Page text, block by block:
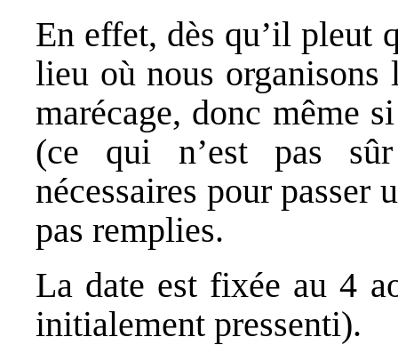
En effet, dès qu’il pleut
lieu où nous organisons
marécage, donc même
(ce qui n’est pas
nécessaires pour passer
pas remplies.
La date est fixée au 4
initialement pressenti).